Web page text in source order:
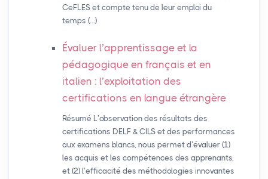
CeFLES et compte tenu de leur emploi du
temps (…)
Évaluer l’apprentissage et la
pédagogique en français et en
italien : l’exploitation des
certifications en langue étrangère
Résumé L’observation des résultats des
certifications DELF & CILS et des performances
aux examens blancs, nous permet d’évaluer (1)
les acquis et les compétences des apprenants,
et (2) l’efficacité des méthodologies innovantes